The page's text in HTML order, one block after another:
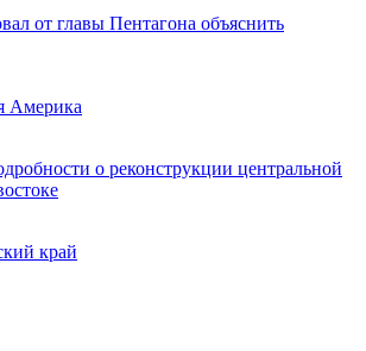
от главы Пентагона объяснить
Америка
о реконструкции центральной
край